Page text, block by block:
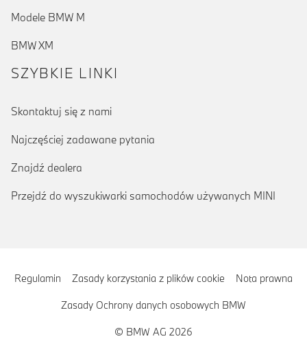
Modele BMW M
BMW XM
SZYBKIE LINKI
Skontaktuj się z nami
Najczęściej zadawane pytania
Znajdź dealera
Przejdź do wyszukiwarki samochodów używanych MINI
Regulamin Zasady korzystania z plików cookie Nota prawna
Zasady Ochrony danych osobowych BMW
© BMW AG 2026